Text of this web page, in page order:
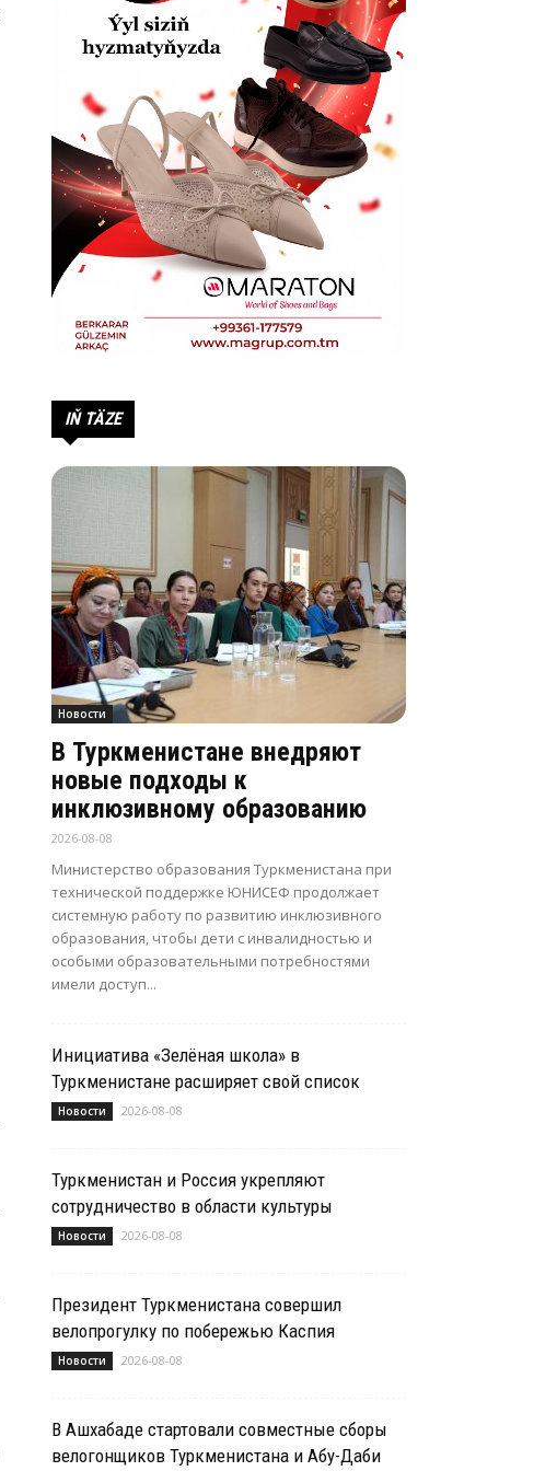
IŇ TÄZE
Новости
В Туркменистане внедряют
новые подходы к
инклюзивному образованию
2026-08-08
Министерство образования Туркменистана при
технической поддержке ЮНИСЕФ продолжает
системную работу по развитию инклюзивного
образования, чтобы дети с инвалидностью и
особыми образовательными потребностями
имели доступ...
Инициатива «Зелёная школа» в
Туркменистане расширяет свой список
Новости 2026-08-08
Туркменистан и Россия укрепляют
сотрудничество в области культуры
Новости 2026-08-08
Президент Туркменистана совершил
велопрогулку по побережью Каспия
Новости 2026-08-08
В Ашхабаде стартовали совместные сборы
велогонщиков Туркменистана и Абу-Даби